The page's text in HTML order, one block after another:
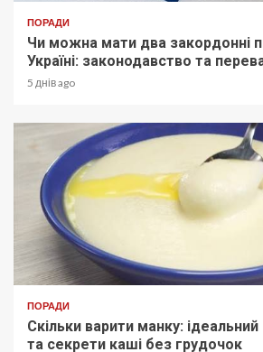
ПОРАДИ
Чи можна мати два закордонні
Україні: законодавство та
5 днів ago
ПОРАДИ
Скільки варити манку: ідеальний
та секрети каші без грудочок